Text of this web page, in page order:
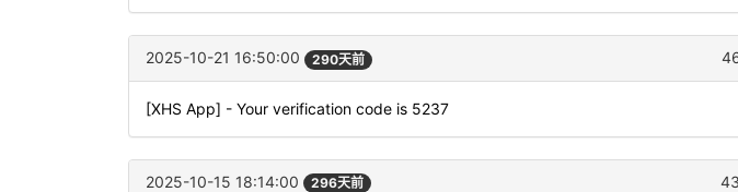
2025-10-21 16:50:00 290天前
[XHS App] - Your verification code is 5237
2025-10-15 18:14:00 296天前